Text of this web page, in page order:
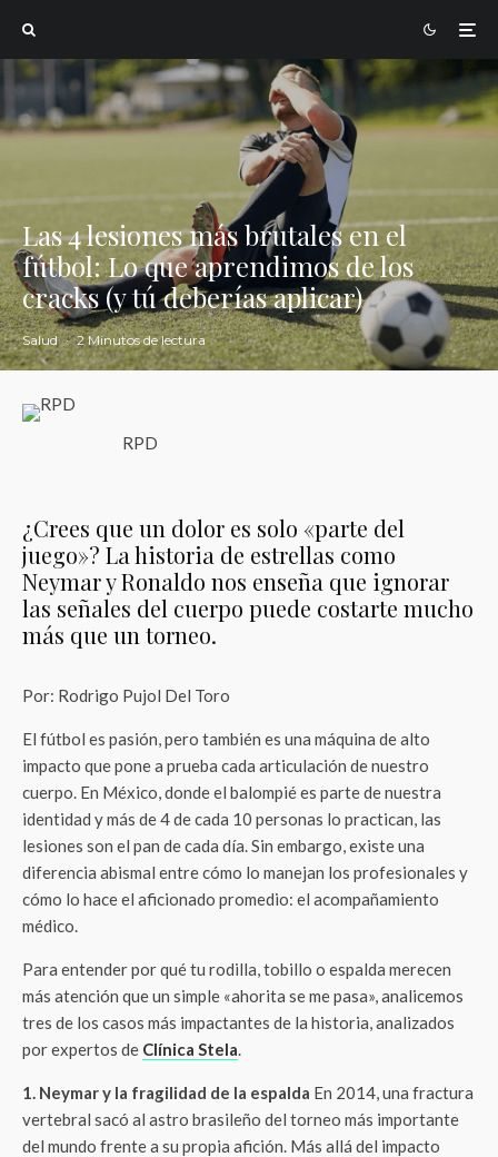
Las 4 lesiones más brutales en el
fútbol: Lo que aprendimos de los
cracks (y tú deberías aplicar)
Salud · 2 Minutos de lectura
RPD
¿Crees que un dolor es solo «parte del
juego»? La historia de estrellas como
Neymar y Ronaldo nos enseña que ignorar
las señales del cuerpo puede costarte mucho
más que un torneo.
Por: Rodrigo Pujol Del Toro
El fútbol es pasión, pero también es una máquina de alto
impacto que pone a prueba cada articulación de nuestro
cuerpo. En México, donde el balompié es parte de nuestra
identidad y más de 4 de cada 10 personas lo practican, las
lesiones son el pan de cada día. Sin embargo, existe una
diferencia abismal entre cómo lo manejan los profesionales y
cómo lo hace el aficionado promedio: el acompañamiento
médico.
Para entender por qué tu rodilla, tobillo o espalda merecen
más atención que un simple «ahorita se me pasa», analicemos
tres de los casos más impactantes de la historia, analizados
por expertos de Clínica Stela.
1. Neymar y la fragilidad de la espalda En 2014, una fractura
vertebral sacó al astro brasileño del torneo más importante
del mundo frente a su propia afición. Más allá del impacto